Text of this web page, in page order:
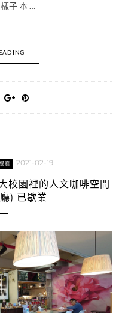
子 本 …
廳 2021-02-19
校園裡的人文咖啡空間
) 已歇業